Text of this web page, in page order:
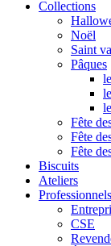
Collections
Noël
Saint
Pâques
Fête
Fête
Fête
Biscuits
Ateliers
Professionnels
CSE